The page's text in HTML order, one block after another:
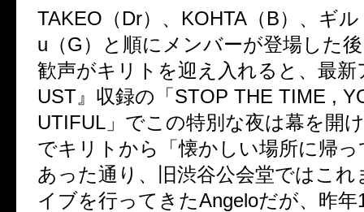
TAKEO（Dr）、KOHTA（B）、ギ
u（G）と順にメンバーが登場した
歓声がキリトを迎え入れると、最新
UST』収録の「STOP THE TIME ,
UTIFUL」でこの特別な夜は幕を開
でキリトから「懐かしい場所に帰
あった通り、旧渋谷公会堂ではこれ
イブを行ってきたAngeloだが、昨